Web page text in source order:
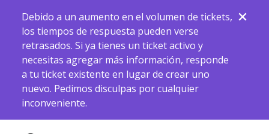
Debido a un aumento en el volumen de tickets,
los tiempos de respuesta pueden verse
retrasados. Si ya tienes un ticket activo y
necesitas agregar más información, responde
a tu ticket existente en lugar de crear uno
nuevo. Pedimos disculpas por cualquier
inconveniente.